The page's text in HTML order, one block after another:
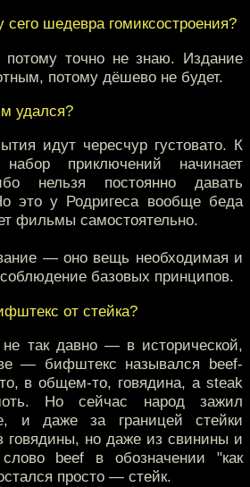
шедевра гомиксостроения?
точно не знаю. Издание
потому дёшево не будет.
удался?
идут чересчур густовато. К
приключений начинает
нельзя постоянно давать
это у Родригеса вообще беда
фильмы самостоятельно.
— оно вещь необходимая и
базовых принципов.
от стейка?
так давно — в исторической,
— бифштекс назывался beef-
в общем-то, говядина, а steak
Но сейчас народ зажил
и даже за границей стейки
говядины, но даже из свинины и
beef в обозначении "как
просто — стейк.